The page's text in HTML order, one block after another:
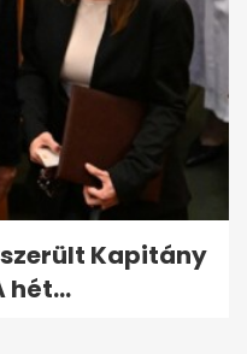
Kapitány
hét...